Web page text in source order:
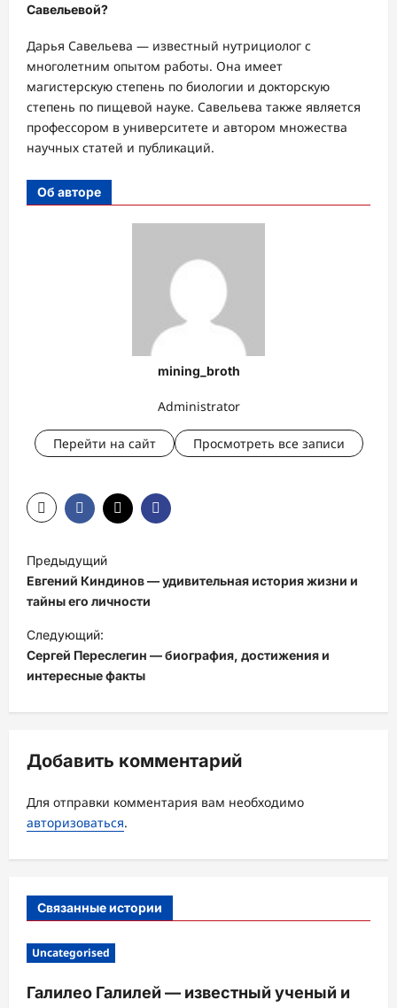
Савельевой?
Дарья Савельева — известный нутрициолог с
многолетним опытом работы. Она имеет
магистерскую степень по биологии и докторскую
степень по пищевой науке. Савельева также является
профессором в университете и автором множества
научных статей и публикаций.
Об авторе
mining_broth
Administrator
Перейти на сайт Просмотреть все записи
Н
а
в
и
г
а
ц
я
з
а
Предыдущий
Евгений Киндинов — удивительная история жизни и
тайны его личности
Следующий:
Сергей Переслегин — биография, достижения и
интересные факты
Добавить комментарий
Для отправки комментария вам необходимо
авторизоваться.
Связанные истории
Uncategorised
Галилео Галилей — известный ученый и